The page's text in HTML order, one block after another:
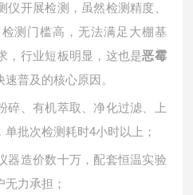
开展检测，虽然检测精度、
测门槛高，无法满足大棚基
，行业短板明显，这也是恶霉
速普及的核心原因。
碎、有机萃取、净化过滤、上
单批次检测耗时4小时以上；
器造价数十万，配套恒温实验
力承担；